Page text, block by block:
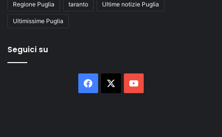
Regione Puglia taranto Ultime notizie Puglia
Ultimissime Puglia
Seguici su
Facebook